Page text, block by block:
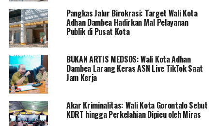
sampah. Setiap bentuk kelalaian dalam pengelolaan
sampah berpotensi merusak lingkungan, mengganggu
kesehatan masyarakat, dan menurunkan kualitas hidup
warga.
Dengan diberlakukannya peraturan ini, diharapkan
budaya disiplin dalam mengelola sampah dapat tumbuh
di tengah masyarakat, sehingga Kota Gorontalo dapat
menjadi kota yang bersih, sehat, dan nyaman untuk
seluruh warganya.
Pangkas Jalur Birokrasi: Target Wali Kota
Adhan Dambea Hadirkan Mal Pelayanan
Publik di Pusat Kota
BUKAN ARTIS MEDSOS: Wali Kota Adhan
Dambea Larang Keras ASN Live TikTok Saat
Jam Kerja
Akar Kriminalitas: Wali Kota Gorontalo Sebut
KDRT hingga Perkelahian Dipicu oleh Miras